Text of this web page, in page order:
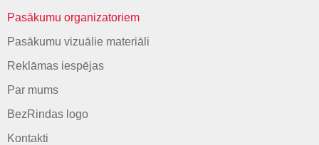
Pasākumu organizatoriem
Pasākumu vizuālie materiāli
Reklāmas iespējas
Par mums
BezRindas logo
Kontakti